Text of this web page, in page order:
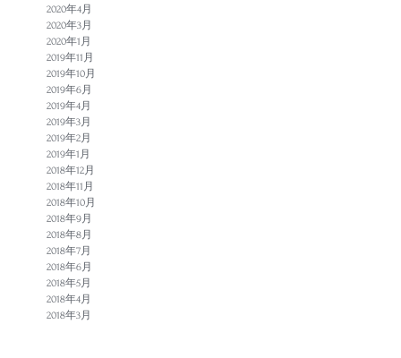
2020年4月
2020年3月
2020年1月
2019年11月
2019年10月
2019年6月
2019年4月
2019年3月
2019年2月
2019年1月
2018年12月
2018年11月
2018年10月
2018年9月
2018年8月
2018年7月
2018年6月
2018年5月
2018年4月
2018年3月